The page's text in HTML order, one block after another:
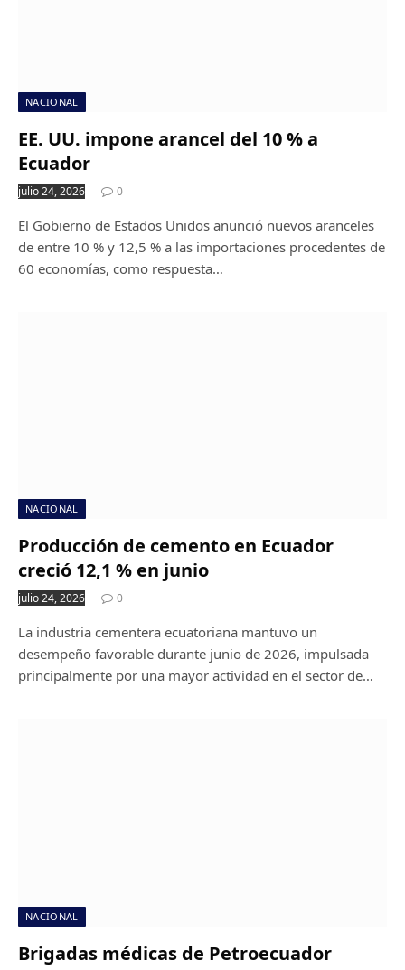
NACIONAL
EE. UU. impone arancel del 10 % a
Ecuador
julio 24, 2026 0
El Gobierno de Estados Unidos anunció nuevos aranceles
de entre 10 % y 12,5 % a las importaciones procedentes de
60 economías, como respuesta…
NACIONAL
Producción de cemento en Ecuador
creció 12,1 % en junio
julio 24, 2026 0
La industria cementera ecuatoriana mantuvo un
desempeño favorable durante junio de 2026, impulsada
principalmente por una mayor actividad en el sector de…
NACIONAL
Brigadas médicas de Petroecuador